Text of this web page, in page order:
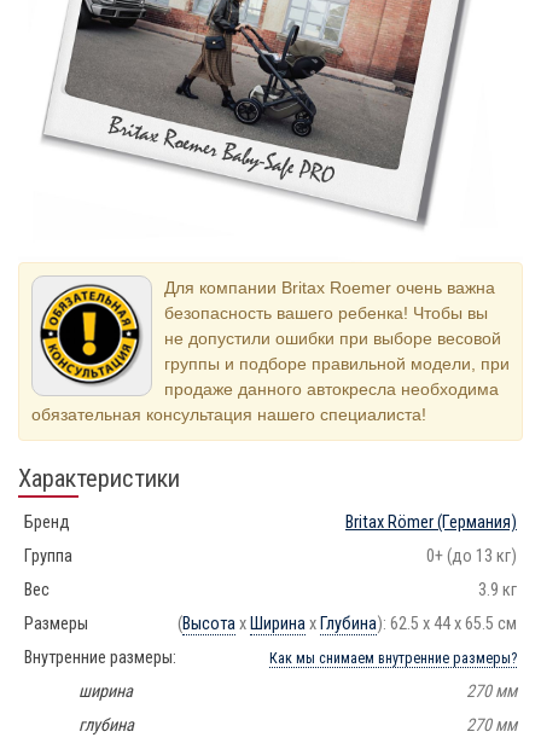
Для компании Britax Roemer очень важна
безопасность вашего ребенка! Чтобы вы
не допустили ошибки при выборе весовой
группы и подборе правильной модели, при
продаже данного автокресла необходима
обязательная консультация нашего специалиста!
Характеристики
Бренд Britax Römer(Германия)
Группа
0+ (до 13 кг)
Вес
3.9 кг
Размеры
(Высотах Ширинах Глубина): 62.5 x 44 x 65.5 см
Внутренние размеры:
Как мы снимаем внутренние размеры?
ширина
270 мм
глубина
270 мм